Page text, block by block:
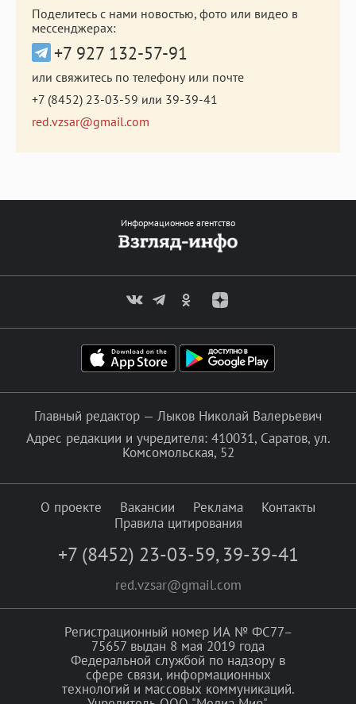
Поделитесь с нами новостью, фото или видео в
мессенджерах:
+7 927 132-57-91
или свяжитесь по телефону или почте
+7 (8452) 23-03-59 или 39-39-41
red.vzsar@gmail.com
Информационное агентство
Главный редактор — Лыков Николай Валерьевич
Адрес редакции и учредителя: 410031, Саратов, ул.
Комсомольская, 52
О проекте Вакансии Реклама
Контакты
Правила цитирования
+7 (8452) 23-03-59, 39-39-41
red.vzsar@gmail.com
Регистрационный номер ИА № ФС77–
75657 выдан 8 мая 2019 года
Федеральной службой по надзору в
сфере связи, информационных
технологий и массовых коммуникаций.